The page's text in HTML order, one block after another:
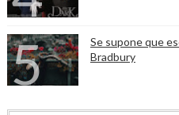
Se supone que
Bradbury